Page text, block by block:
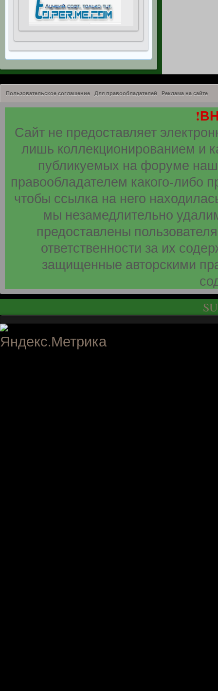
Пользовательское соглашение Для правообладателей Реклама на сайте
Сайт не предоставляет
лишь коллекционированием и
публикуемых на форуме
правообладателем какого-либо
чтобы ссылка на него
мы незамедлительно
предоставлены
ответственности за их
защищенные авторскими